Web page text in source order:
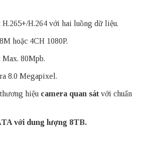
H.265+/H.264 với hai luồng dữ liệu.
hoặc 4CH 1080P.
Max. 80Mpb.
8.0 Megapixel.
hiệu camera quan sát với chuẩn
với dung lượng 8TB.